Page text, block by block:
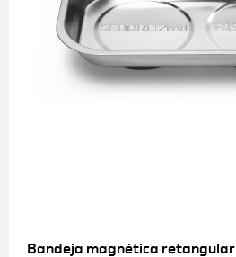
Bandeja magnética retangular